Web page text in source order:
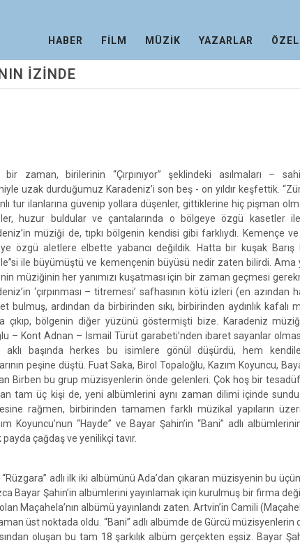
HABER FİLM MÜZİK YAZARLAR
İZİNDE
bir zaman, birilerinin “Çırpınıyor” şeklindeki asılmaları –
uzak durduğumuz Karadeniz’i son beş - on yıldır keşfettik.
tur ilanlarına güvenip yollara düşenler, gittiklerine hiç pişman
huzur buldular ve çantalarında o bölgeye özgü kasetler
müziği de, tıpkı bölgenin kendisi gibi farklıydı. Kemençe
özgü aletlere elbette yabancı değildik. Hatta bir kuşak Barış
ile büyümüştü ve kemençenin büyüsü nedir zaten bilirdi. Ama
müziğinin her yanımızı kuşatması için bir zaman geçmesi
‘çırpınması – titremesi’ safhasının kötü izleri (en azından
bulmuş, ardından da birbirinden sıkı, birbirinden aydınlık kafalı
çıkıp, bölgenin diğer yüzünü göstermişti bize. Karadeniz
– Kont Adnan – İsmail Türüt garabeti’nden ibaret sayanlar
aklı başında herkes bu isimlere gönül düşürdü, hem
peşine düştü. Fuat Saka, Birol Topaloğlu, Kazım Koyuncu,
Birben bu grup müzisyenlerin önde gelenleri. Çok hoş bir
tam üç kişi de, yeni albümlerini aynı zaman dilimi içinde sundu
rağmen, birbirinden tamamen farklı müzikal yapıların
Koyuncu’nun “Hayde” ve Bayar Şahin’in “Bani” adlı
çağdaş ve yenilikçi tavır.
“Rüzgara” adlı ilk iki albümünü Ada’dan çıkaran müzisyenin bu
Bayar Şahin’in albümlerini yayınlamak için kurulmuş bir firma
Maçahela’nın albümü yayınlandı zaten. Artvin’in Camili
üst noktada oldu. “Bani” adlı albümde de Gürcü müzisyenlerin
oluşan bu tam 18 şarkılık albüm gerçekten eşsiz. Bayar